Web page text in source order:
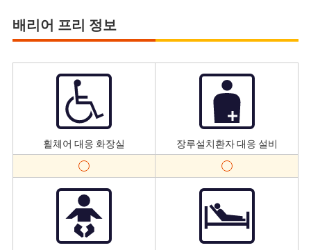
배리어 프리 정보
휠체어 대응 화장실 장루설치환자 대응 설비